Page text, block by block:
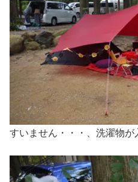
すいません・・・、洗濯物が